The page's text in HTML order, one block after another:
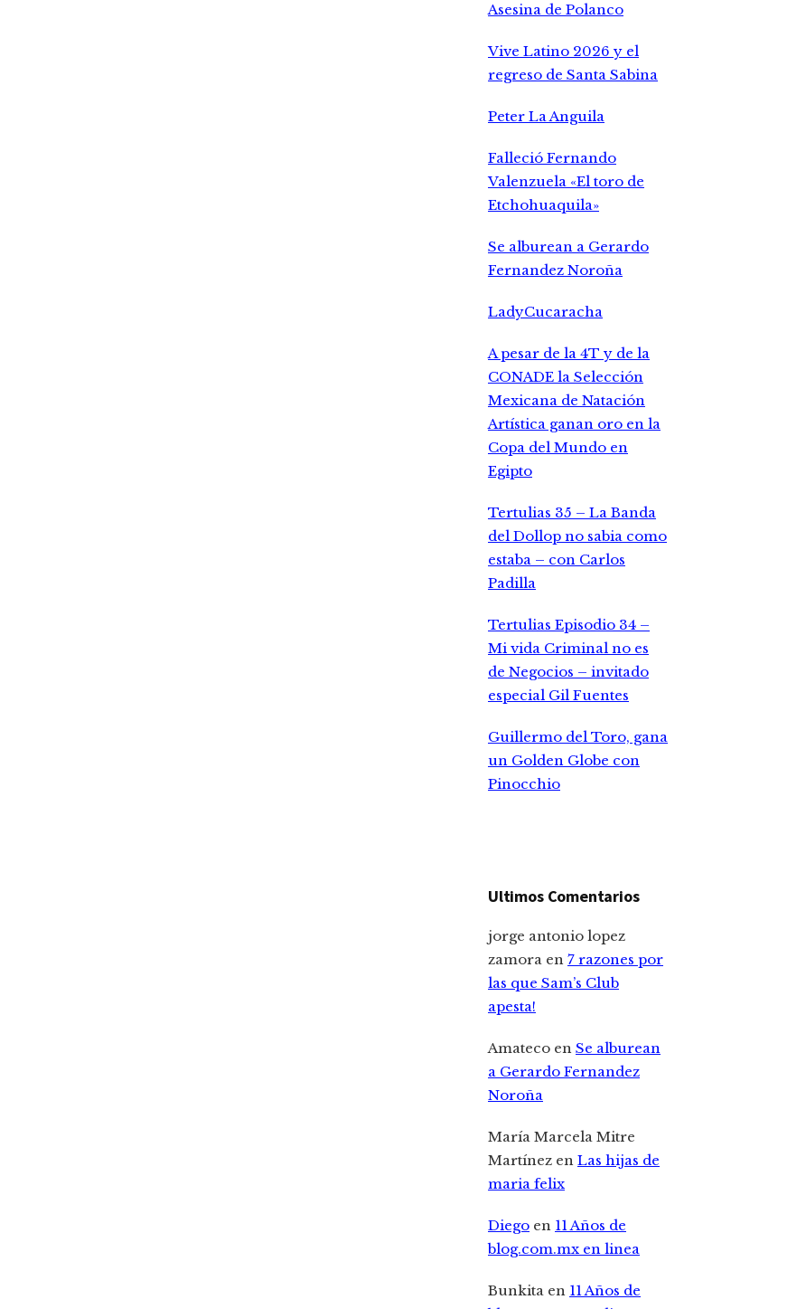
Asesina de Polanco
Vive Latino 2026 y el
regreso de Santa Sabina
Peter La Anguila
Falleció Fernando
Valenzuela «El toro de
Etchohuaquila»
Se alburean a Gerardo
Fernandez Noroña
LadyCucaracha
A pesar de la 4T y de la
CONADE la Selección
Mexicana de Natación
Artística ganan oro en la
Copa del Mundo en
Egipto
Tertulias 35 – La Banda
del Dollop no sabia como
estaba – con Carlos
Padilla
Tertulias Episodio 34 –
Mi vida Criminal no es
de Negocios – invitado
especial Gil Fuentes
Guillermo del Toro, gana
un Golden Globe con
Pinocchio
Ultimos Comentarios
jorge antonio lopez
zamora en 7 razones por
las que Sam’s Club
apesta!
Amateco en Se alburean
a Gerardo Fernandez
Noroña
María Marcela Mitre
Martínez en Las hijas de
maria felix
Diego en 11 Años de
blog.com.mx en linea
Bunkita en 11 Años de